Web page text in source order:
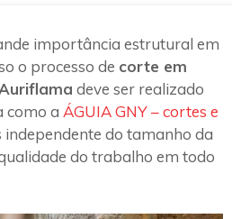
importância estrutural em
o processo de corte em
deve ser realizado
como a ÁGUIA GNY – cortes e
independente do tamanho da
do trabalho em todo